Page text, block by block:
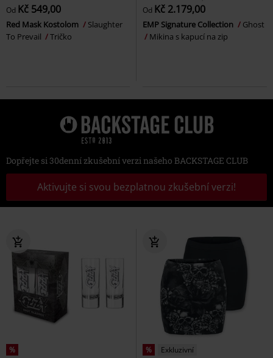
Od Kč 549,00
Red Mask Kostolom
Slaughter
To Prevail
Tričko
Od Kč 2.179,00
EMP Signature Collection
Ghost
Mikina s kapucí na zip
Dopřejte si 30denní zkušební verzi našeho BACKSTAGE CLUB
Aktivujte si svou bezplatnou zkušební verzi!
% % Exkluzivní